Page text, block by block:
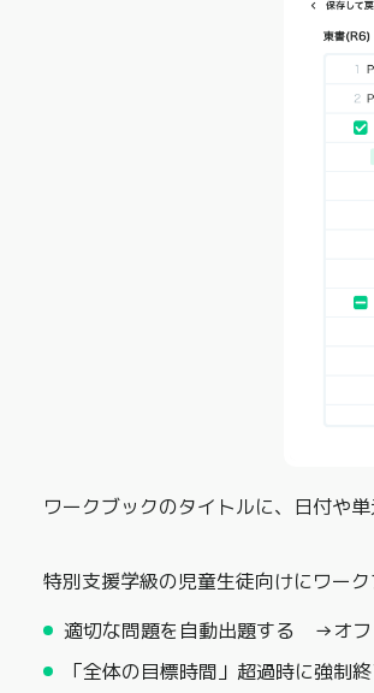
ワークブックのタイトルに、日付や
特別支援学級の児童生徒向けにワー
適切な問題を自動出題する →オフ
「全体の目標時間」超過時に強